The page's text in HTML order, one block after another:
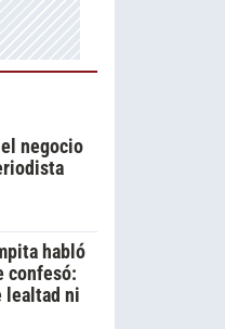
negocio
habló
confesó:
lealtad ni